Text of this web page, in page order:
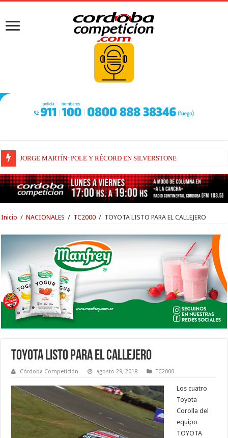
JORGE MARTÍN: POLE Y RÉCORD EN SILVERSTONE
LA PREOCUPACIÓN DE BEZZECCHI
Inicio / NACIONALES / TC2000 / TOYOTA LISTO PARA EL CALLEJERO
TOYOTA LISTO PARA EL CALLEJERO
Córdoba Competición agosto 29, 2018 TC2000
Los cuatro
Toyota
Corolla del
equipo
TOYOTA